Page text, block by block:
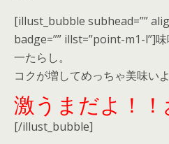
[illust_bubble subhead=””
badge=”” illst=”point-m1-l”]
一たらし。
コクが増してめっちゃ美味いよ
激うまだよ！
[/illust_bubble]